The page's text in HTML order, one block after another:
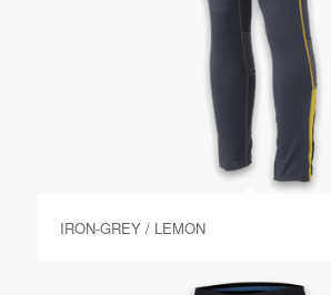
IRON-GREY / LEMON